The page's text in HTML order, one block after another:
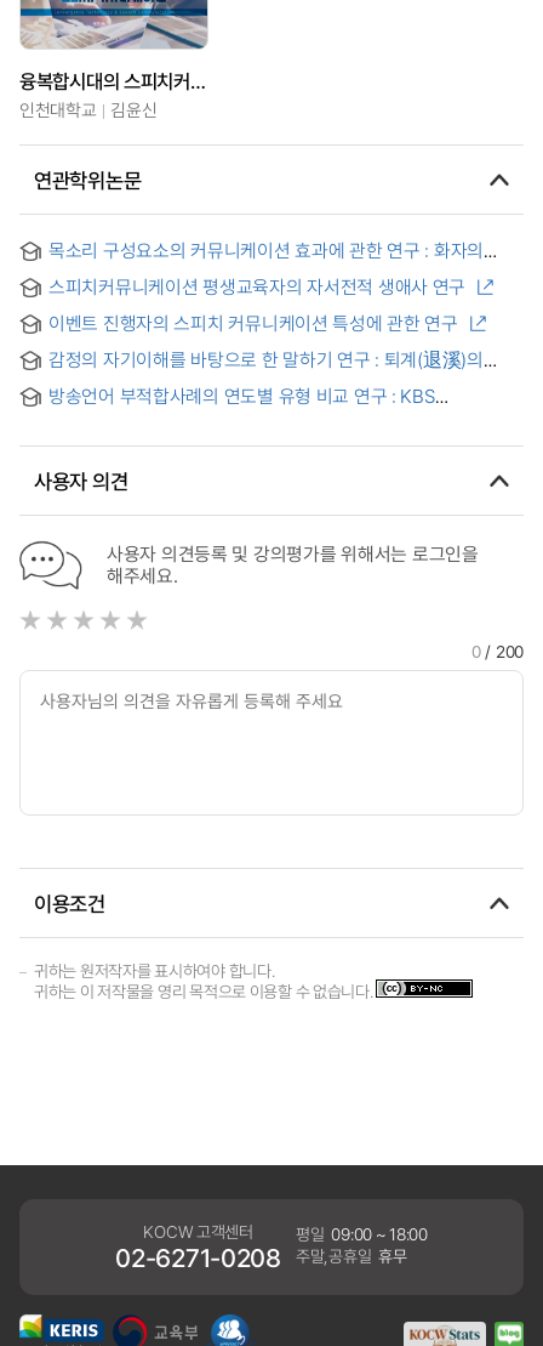
융복합시대의 스피치커뮤니케이션
인천대학교 김윤신
연관학위논문
목소리 구성요소의 커뮤니케이션 효과에 관한 연구 : 화자의
스피치커뮤니케이션 평생교육자의 자서전적 생애사 연구
이벤트 진행자의 스피치 커뮤니케이션 특성에 관한 연구
감정의 자기이해를 바탕으로 한 말하기 연구 : 퇴계(退溪)의
방송언어 부적합사례의 연도별 유형 비교 연구 : KBS
사용자 의견
사용자 의견등록 및 강의평가를 위해서는 로그인을
해주세요.
0/ 200
이용조건
귀하는 원저작자를 표시하여야 합니다.
귀하는 이 저작물을 영리 목적으로 이용할 수 없습니다.
KOCW 고객센터
02-6271-0208
평일 09:00 ~ 18:00
주말,공휴일 휴무